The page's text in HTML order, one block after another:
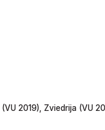
(VU 2019), Zviedrija (VU